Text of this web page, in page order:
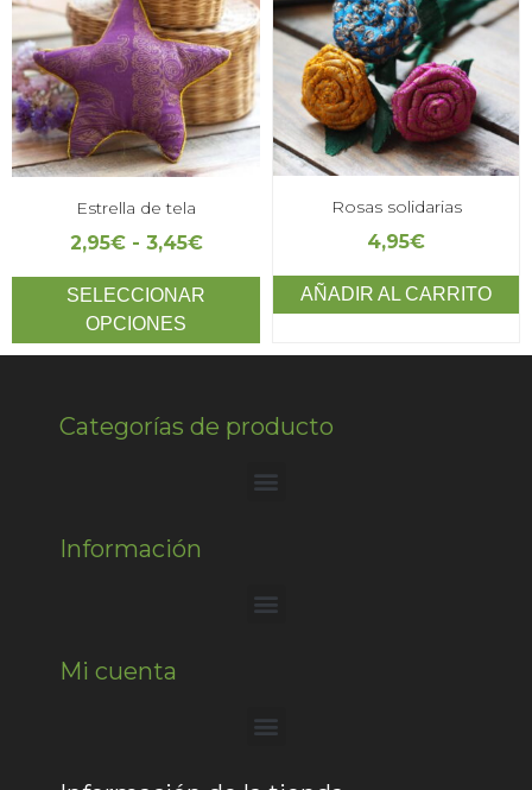
Estrella de tela
2,95€ - 3,45€
SELECCIONAR
OPCIONES
Rosas solidarias
4,95€
AÑADIR AL CARRITO
Categorías de producto
Información
Mi cuenta